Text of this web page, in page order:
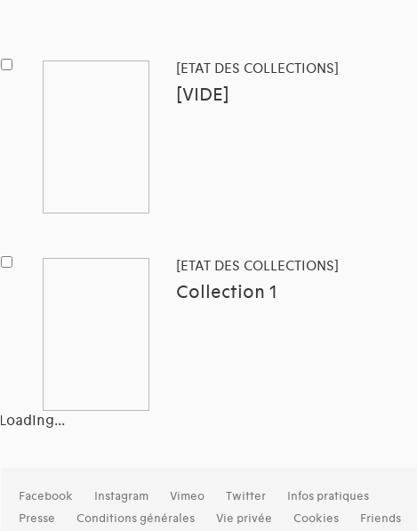
[ETAT DES COLLECTIONS]
[VIDE]
[ETAT DES COLLECTIONS]
Collection 1
Loading...
Facebook Instagram Vimeo Twitter
Infos pratiques
Presse
Conditions générales Vie privée Cookies Friends